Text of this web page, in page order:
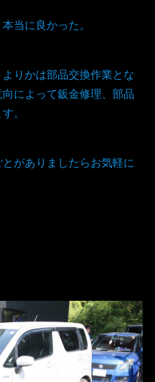
当に良かった。
りかは部品交換作業とな
によって鈑金修理、部品
。
がありましたらお気軽に